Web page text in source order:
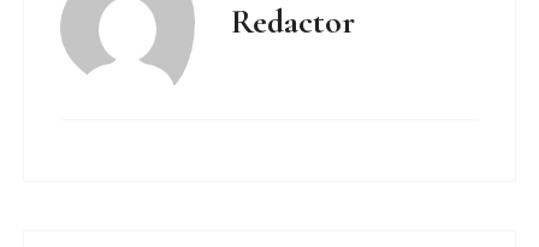
Redactor